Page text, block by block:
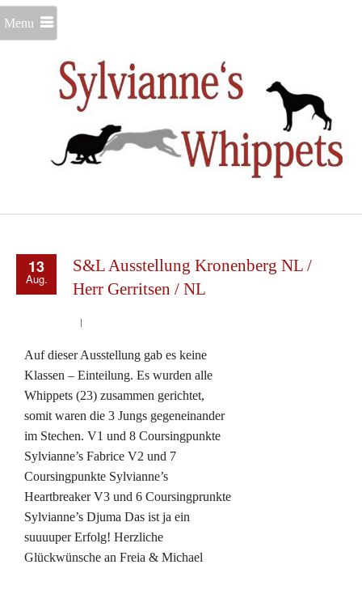
Menu
13
Aug.
S&L Ausstellung Kronenberg NL /
Herr Gerritsen / NL
Auf dieser Ausstellung gab es keine
Klassen – Einteilung. Es wurden alle
Whippets (23) zusammen gerichtet,
somit waren die 3 Jungs gegeneinander
im Stechen. V1 und 8 Coursingpunkte
Sylvianne’s Fabrice V2 und 7
Coursingpunkte Sylvianne’s
Heartbreaker V3 und 6 Coursingprunkte
Sylvianne’s Djuma Das ist ja ein
suuuuper Erfolg! Herzliche
Glückwünsche an Freia & Michael